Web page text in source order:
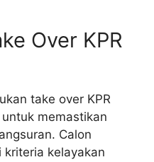
Over KPR
take over KPR
memastikan
Calon
kriteria kelayakan